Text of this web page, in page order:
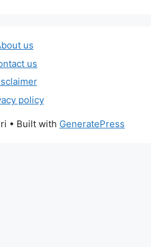
us
us
policy
• Built with GeneratePress